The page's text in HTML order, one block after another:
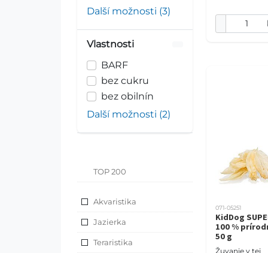
Další možnosti (3)
Vlastnosti
BARF
bez cukru
bez obilnín
Další možnosti (2)
TOP 200
Akvaristika
Jazierka
Teraristika
071-05251
KidDog
100 %
50 g
Žuvanie v tej